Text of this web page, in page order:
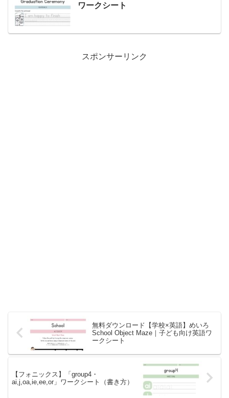
ワークシート
スポンサーリンク
無料ダウンロード【学校×英語】めいろ
School Object Maze｜子ども向け英語ワ
ークシート
【フォニックス】「group4・
ai,j,oa,ie,ee,or」ワークシート（書き方）